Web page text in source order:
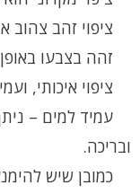
ציפוי זהב צהוב או רוז
זהה בצבעו באופן
ציפוי איכותי,
עמיד למים –
ובריכה.
כמובן שיש